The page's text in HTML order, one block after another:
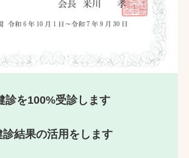
診を100%受診します
診結果の活用をします